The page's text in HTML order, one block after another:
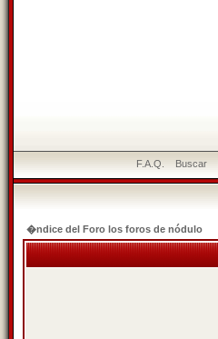
F.A.Q. Buscar
�ndice del Foro los foros de nódulo